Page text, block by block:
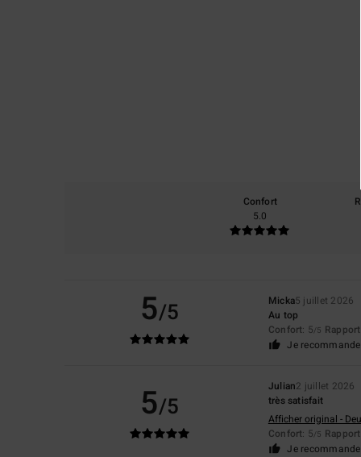
Confort
5.0
5/5 Micka5 juillet 2026
Au top
Confort: 5/5
Je
5/5
Julian2 juillet 2026
très satisfait
Afficher original -
Confort: 5/5
Je